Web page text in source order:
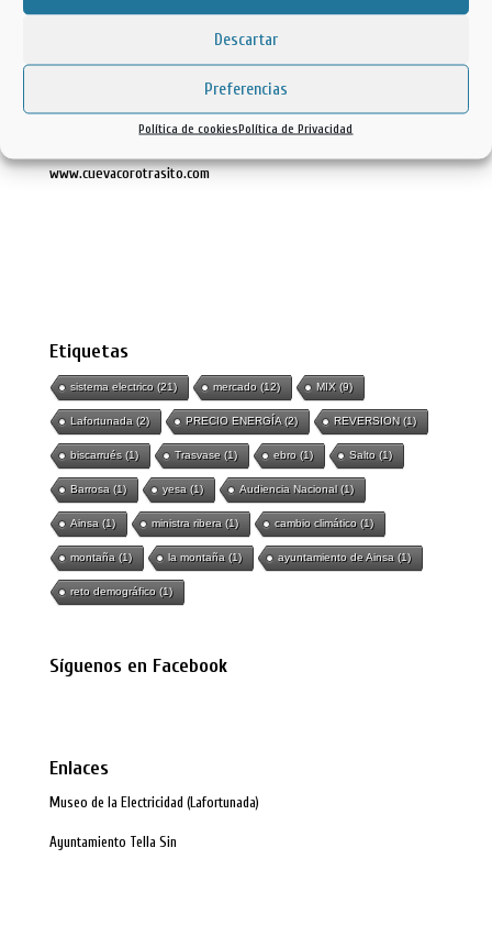
Descartar
Preferencias
Política de cookiesPolítica de Privacidad
Ayuntamiento Tella Sin
Lafortunada - Tella-Sin (Huesca)
www.tellasin.com
www.cuevacorotrasito.com
Etiquetas
sistema electrico(21) mercado(12) MIX(9)
Lafortunada(2) PRECIO ENERGÍA(2) REVERSION(1)
biscarrués(1) Trasvase(1) ebro(1) Salto(1)
Barrosa(1) yesa(1) Audiencia Nacional(1)
Ainsa(1) ministra ribera(1) cambio climático(1)
montaña(1) la montaña(1) ayuntamiento de Ainsa(1)
reto demográfico(1)
Síguenos en Facebook
Enlaces
Museo de la Electricidad (Lafortunada)
Ayuntamiento Tella Sin